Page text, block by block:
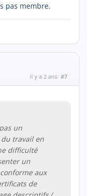
pas membre.
il y a 2 ans #7
un
travail en
difficulté
un
aux
de